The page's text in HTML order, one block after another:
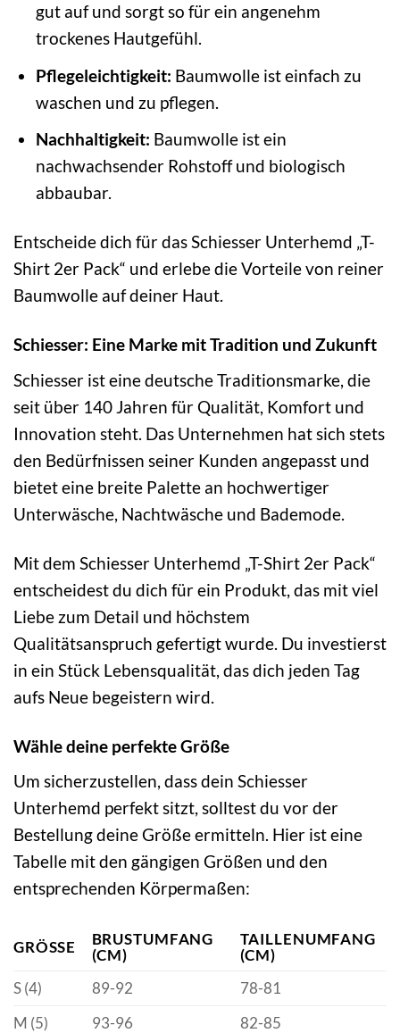
gut auf und sorgt so für ein angenehm
trockenes Hautgefühl.
Pflegeleichtigkeit: Baumwolle ist einfach zu
waschen und zu pflegen.
Nachhaltigkeit: Baumwolle ist ein
nachwachsender Rohstoff und biologisch
abbaubar.
Entscheide dich für das Schiesser Unterhemd „T-
Shirt 2er Pack“ und erlebe die Vorteile von reiner
Baumwolle auf deiner Haut.
Schiesser: Eine Marke mit Tradition und Zukunft
Schiesser ist eine deutsche Traditionsmarke, die
seit über 140 Jahren für Qualität, Komfort und
Innovation steht. Das Unternehmen hat sich stets
den Bedürfnissen seiner Kunden angepasst und
bietet eine breite Palette an hochwertiger
Unterwäsche, Nachtwäsche und Bademode.
Mit dem Schiesser Unterhemd „T-Shirt 2er Pack“
entscheidest du dich für ein Produkt, das mit viel
Liebe zum Detail und höchstem
Qualitätsanspruch gefertigt wurde. Du investierst
in ein Stück Lebensqualität, das dich jeden Tag
aufs Neue begeistern wird.
Wähle deine perfekte Größe
Um sicherzustellen, dass dein Schiesser
Unterhemd perfekt sitzt, solltest du vor der
Bestellung deine Größe ermitteln. Hier ist eine
Tabelle mit den gängigen Größen und den
entsprechenden Körpermaßen:
GRÖSSE
BRUSTUMFANG
(CM)
TAILLENUMFANG
(CM)
S (4)
89-92
78-81
M (5)
93-96 82-85